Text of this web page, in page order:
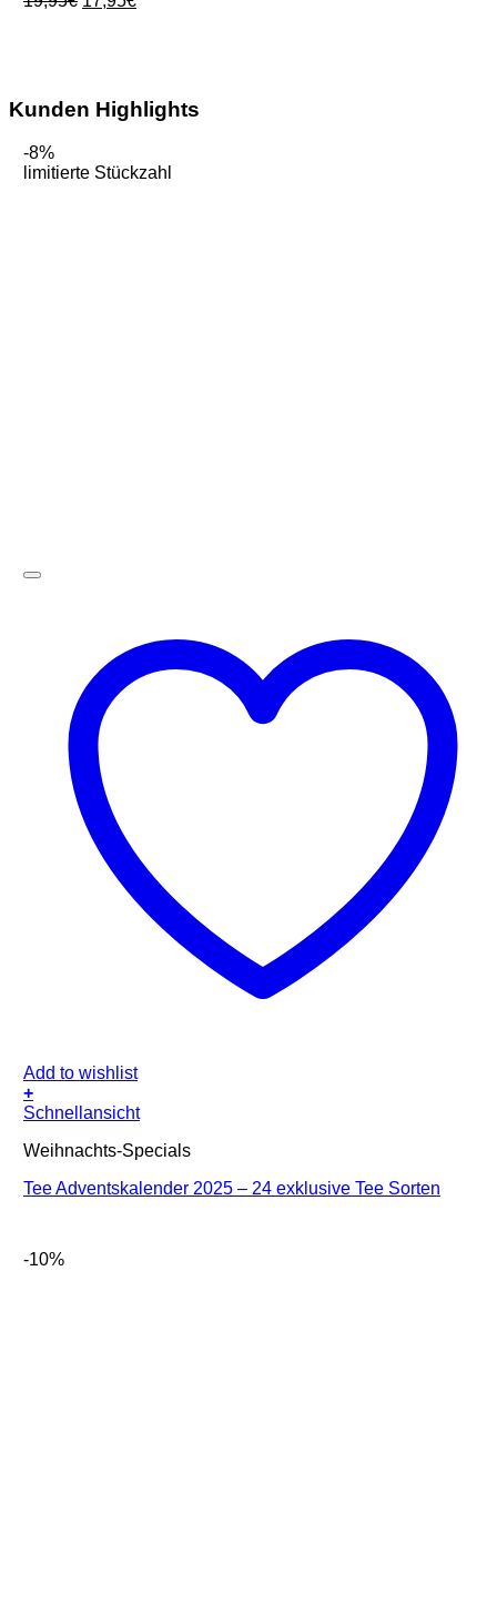
Kunden Highlights
-8%
limitierte Stückzahl
Add to wishlist
+
Schnellansicht
Weihnachts-Specials
Tee Adventskalender 2025 – 24 exklusive Tee Sorten
-10%